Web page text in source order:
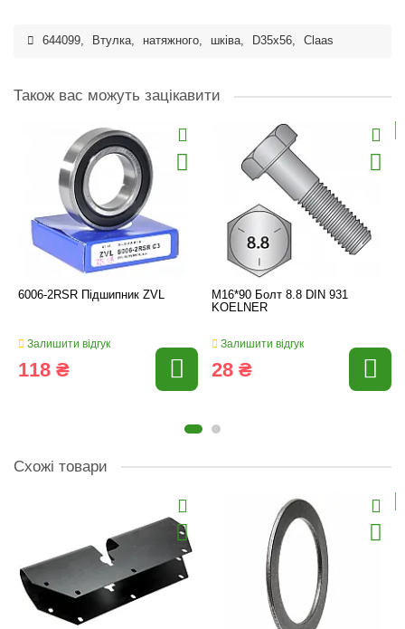
644099, Втулка, натяжного, шківа, D35х56, Claas
Також вас можуть зацікавити
6006-2RSR Підшипник ZVL
Залишити відгук
118 ₴
M16*90 Болт 8.8 DIN 931
KOELNER
Залишити відгук
28 ₴
Схожі товари